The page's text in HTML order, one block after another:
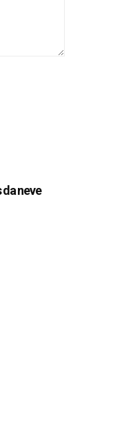
neve